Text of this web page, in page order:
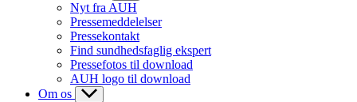
Nyt fra AUH
Pressemeddelelser
Pressekontakt
Find sundhedsfaglig ekspert
Pressefotos til download
AUH logo til download
Om os